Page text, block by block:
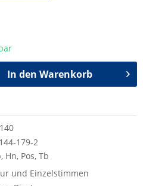
In den Warenkorb
179-2
Hn, Pos, Tb
und Einzelstimmen